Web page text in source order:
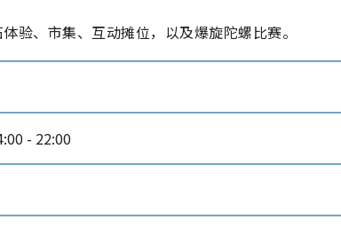
验、市集、互动摊位，以及爆旋陀螺比赛。
- 22:00